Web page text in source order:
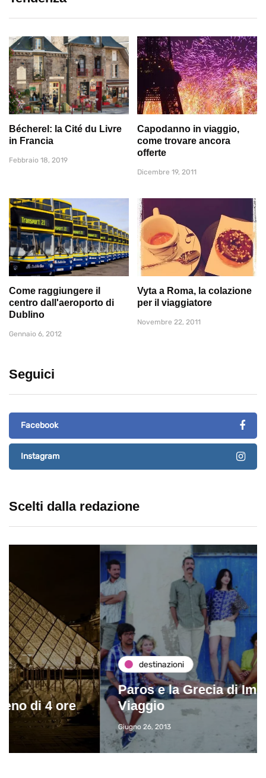
Bécherel: la Cité du Livre
in Francia
Febbraio 18, 2019
Capodanno in viaggio,
come trovare ancora
offerte
Dicembre 19, 2011
Come raggiungere il
centro dall'aeroporto di
Dublino
Gennaio 6, 2012
Vyta a Roma, la colazione
per il viaggiatore
Novembre 22, 2011
Seguici
Facebook
Instagram
Scelti dalla redazione
destinazioni
Paros e la Grecia di Immaturi il
Viaggio
Giugno 26, 2013